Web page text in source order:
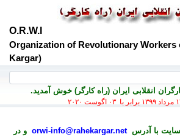
O.R.W.I
Organization of Revolutionary Workers
Kargar)
انقلابی ايران (راه کارگر) خوش آمديد.
سايت با آدرسorwi-info@rahekargar.net و در